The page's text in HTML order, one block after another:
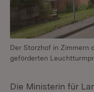
Der Storzhof in Zimmern
geförderten
Die Ministerin für